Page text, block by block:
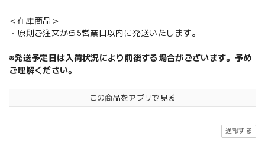
＜在庫商品＞
・原則ご注文から5営業日以内に発送いたします。
※発送予定日は入荷状況により前後する場合がございます。予め
ご理解ください。
この商品をアプリで見る
通報する